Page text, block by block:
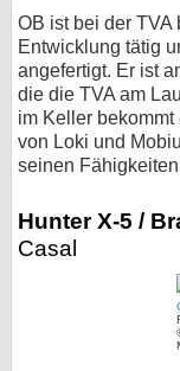
OB ist bei der TVA
Entwicklung tätig
angefertigt. Er ist
die die TVA am
im Keller
von Loki und
seinen
Hunter X-5 /
Casal